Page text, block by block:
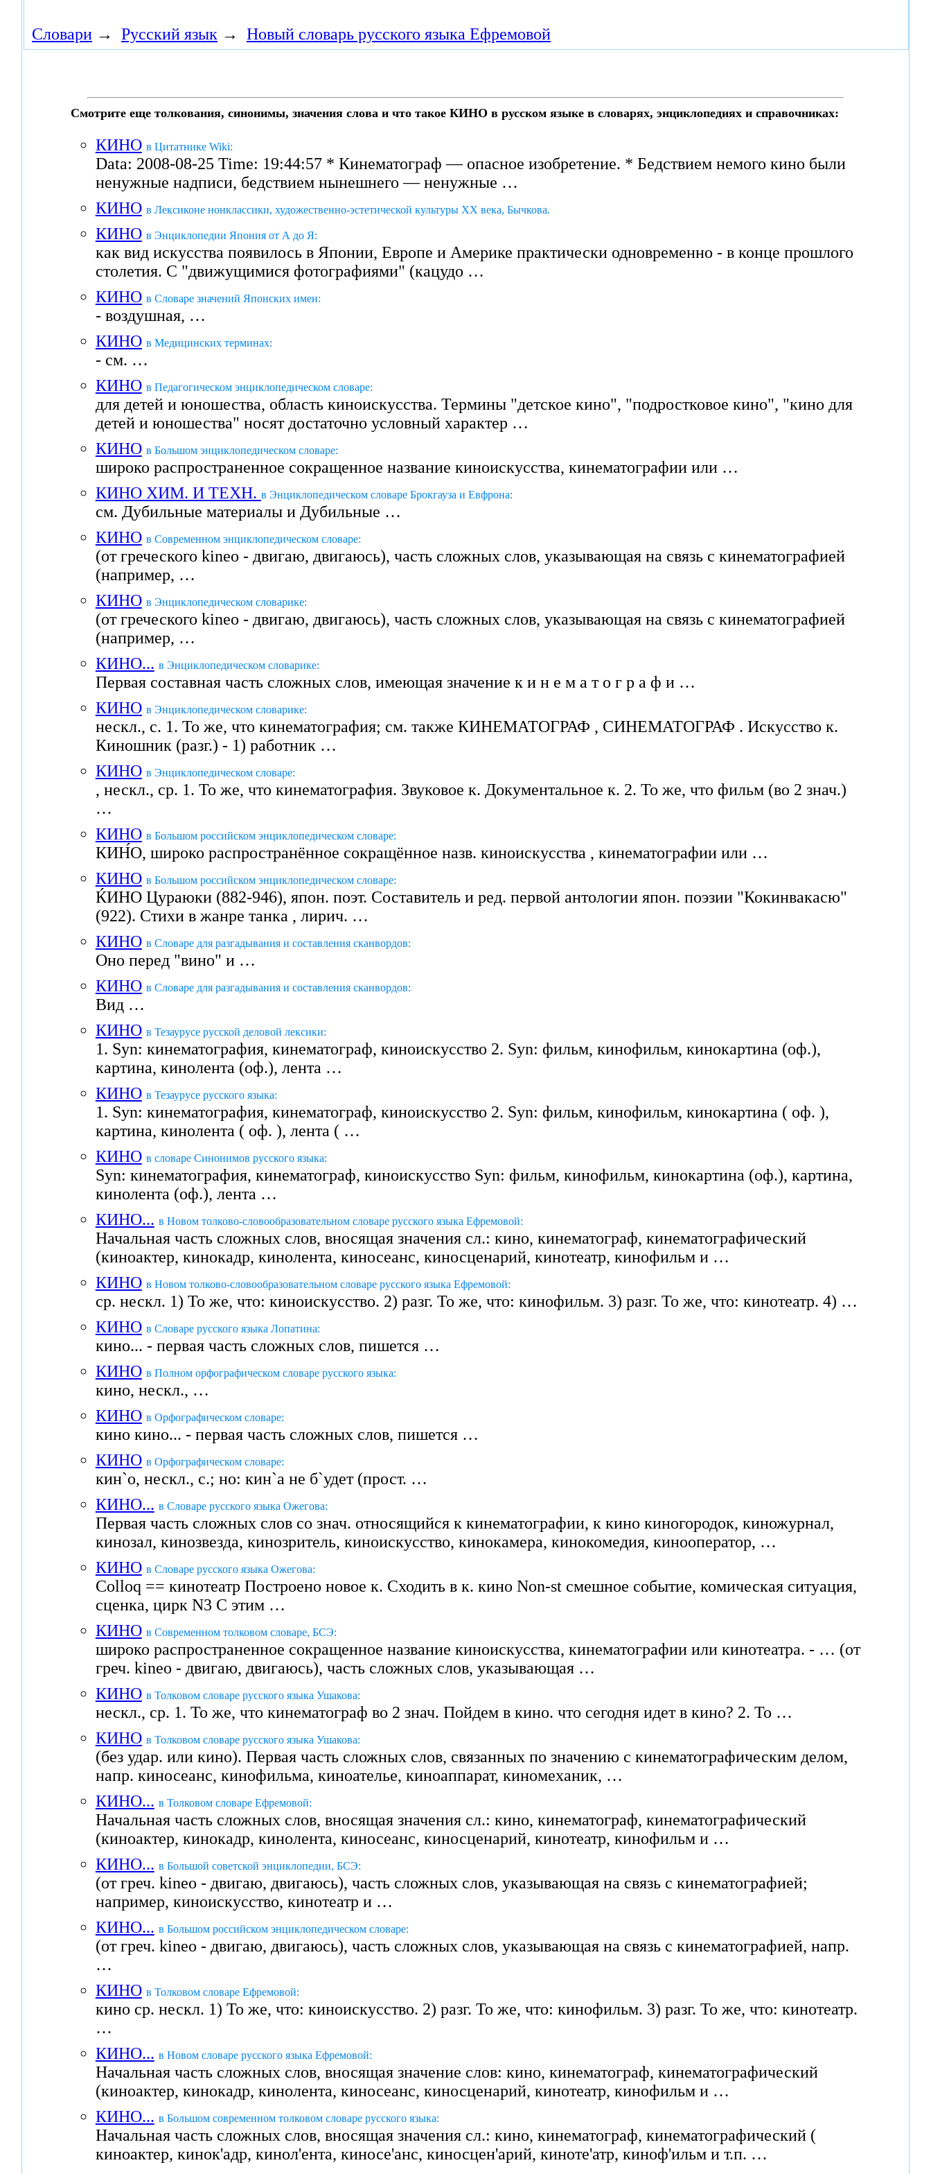
Словари → Русский язык → Новый словарь русского языка Ефремовой
Смотрите еще толкования, синонимы, значения слова и что такое КИНО в русском языке в словарях, энциклопедиях и справочниках:
КИНО в Цитатнике Wiki:
Data: 2008-08-25 Time: 19:44:57 * Кинематограф — опасное изобретение. * Бедствием немого кино были
ненужные надписи, бедствием нынешнего — ненужные …
КИНО в Лексиконе нонклассики, художественно-эстетической культуры XX века, Бычкова.
КИНО в Энциклопедии Япония от А до Я:
как вид искусства появилось в Японии, Европе и Америке практически одновременно - в конце прошлого
столетия. С "движущимися фотографиями" (кацудо …
КИНО в Словаре значений Японских имен:
- воздушная, …
КИНО в Медицинских терминах:
- см. …
КИНО в Педагогическом энциклопедическом словаре:
для детей и юношества, область киноискусства. Термины "детское кино", "подростковое кино", "кино для
детей и юношества" носят достаточно условный характер …
КИНО в Большом энциклопедическом словаре:
широко распространенное сокращенное название киноискусства, кинематографии или …
КИНО ХИМ. И ТЕХН. в Энциклопедическом словаре Брокгауза и Евфрона:
см. Дубильные материалы и Дубильные …
КИНО в Современном энциклопедическом словаре:
(от греческого kineo - двигаю, двигаюсь), часть сложных слов, указывающая на связь с кинематографией
(например, …
КИНО в Энциклопедическом словарике:
(от греческого kineo - двигаю, двигаюсь), часть сложных слов, указывающая на связь с кинематографией
(например, …
КИНО... в Энциклопедическом словарике:
Первая составная часть сложных слов, имеющая значение к и н е м а т о г р а ф и …
КИНО в Энциклопедическом словарике:
нескл., с. 1. То же, что кинематография; см. также КИНЕМАТОГРАФ , СИНЕМАТОГРАФ . Искусство к.
Киношник (разг.) - 1) работник …
КИНО в Энциклопедическом словаре:
, нескл., ср. 1. То же, что кинематография. Звуковое к. Документальное к. 2. То же, что фильм (во 2 знач.)
…
КИНО в Большом российском энциклопедическом словаре:
КИН́О, широко распространённое сокращённое назв. киноискусства , кинематографии или …
КИНО в Большом российском энциклопедическом словаре:
ЌИНО Цураюки (882-946), япон. поэт. Составитель и ред. первой антологии япон. поэзии "Кокинвакасю"
(922). Стихи в жанре танка , лирич. …
КИНО в Словаре для разгадывания и составления сканвордов:
Оно перед "вино" и …
КИНО в Словаре для разгадывания и составления сканвордов:
Вид …
КИНО в Тезаурусе русской деловой лексики:
1. Syn: кинематография, кинематограф, киноискусство 2. Syn: фильм, кинофильм, кинокартина (оф.),
картина, кинолента (оф.), лента …
КИНО в Тезаурусе русского языка:
1. Syn: кинематография, кинематограф, киноискусство 2. Syn: фильм, кинофильм, кинокартина ( оф. ),
картина, кинолента ( оф. ), лента ( …
КИНО в словаре Синонимов русского языка:
Syn: кинематография, кинематограф, киноискусство Syn: фильм, кинофильм, кинокартина (оф.), картина,
кинолента (оф.), лента …
КИНО... в Новом толково-словообразовательном словаре русского языка Ефремовой:
Начальная часть сложных слов, вносящая значения сл.: кино, кинематограф, кинематографический
(киноактер, кинокадр, кинолента, киносеанс, киносценарий, кинотеатр, кинофильм и …
КИНО в Новом толково-словообразовательном словаре русского языка Ефремовой:
ср. нескл. 1) То же, что: киноискусство. 2) разг. То же, что: кинофильм. 3) разг. То же, что: кинотеатр. 4) …
КИНО в Словаре русского языка Лопатина:
кино... - первая часть сложных слов, пишется …
КИНО в Полном орфографическом словаре русского языка:
кино, нескл., …
КИНО в Орфографическом словаре:
кино кино... - первая часть сложных слов, пишется …
КИНО в Орфографическом словаре:
кин`о, нескл., с.; но: кин`а не б`удет (прост. …
КИНО... в Словаре русского языка Ожегова:
Первая часть сложных слов со знач. относящийся к кинематографии, к кино киногородок, киножурнал,
кинозал, кинозвезда, кинозритель, киноискусство, кинокамера, кинокомедия, кинооператор, …
КИНО в Словаре русского языка Ожегова:
Colloq == кинотеатр Построено новое к. Сходить в к. кино Non-st смешное событие, комическая ситуация,
сценка, цирк N3 С этим …
КИНО в Современном толковом словаре, БСЭ:
широко распространенное сокращенное название киноискусства, кинематографии или кинотеатра. - … (от
греч. kineo - двигаю, двигаюсь), часть сложных слов, указывающая …
КИНО в Толковом словаре русского языка Ушакова:
нескл., ср. 1. То же, что кинематограф во 2 знач. Пойдем в кино. что сегодня идет в кино? 2. То …
КИНО в Толковом словаре русского языка Ушакова:
(без удар. или кино). Первая часть сложных слов, связанных по значению с кинематографическим делом,
напр. киносеанс, кинофильма, киноателье, киноаппарат, киномеханик, …
КИНО... в Толковом словаре Ефремовой:
Начальная часть сложных слов, вносящая значения сл.: кино, кинематограф, кинематографический
(киноактер, кинокадр, кинолента, киносеанс, киносценарий, кинотеатр, кинофильм и …
КИНО... в Большой советской энциклопедии, БСЭ:
(от греч. kineo - двигаю, двигаюсь), часть сложных слов, указывающая на связь с кинематографией;
например, киноискусство, кинотеатр и …
КИНО... в Большом российском энциклопедическом словаре:
(от греч. kineo - двигаю, двигаюсь), часть сложных слов, указывающая на связь с кинематографией, напр.
…
КИНО в Толковом словаре Ефремовой:
кино ср. нескл. 1) То же, что: киноискусство. 2) разг. То же, что: кинофильм. 3) разг. То же, что: кинотеатр.
…
КИНО... в Новом словаре русского языка Ефремовой:
Начальная часть сложных слов, вносящая значение слов: кино, кинематограф, кинематографический
(киноактер, кинокадр, кинолента, киносеанс, киносценарий, кинотеатр, кинофильм и …
КИНО... в Большом современном толковом словаре русского языка:
Начальная часть сложных слов, вносящая значения сл.: кино, кинематограф, кинематографический (
киноактер, кинок'адр, кинол'ента, киносе'анс, киносцен'арий, киноте'атр, киноф'ильм и т.п. …